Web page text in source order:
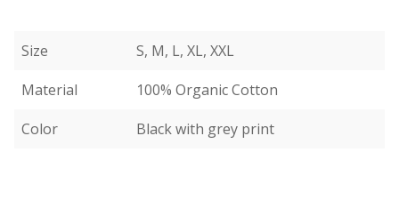
Size
S, M, L, XL, XXL
Material
100% Organic Cotton
Color
Black with grey print